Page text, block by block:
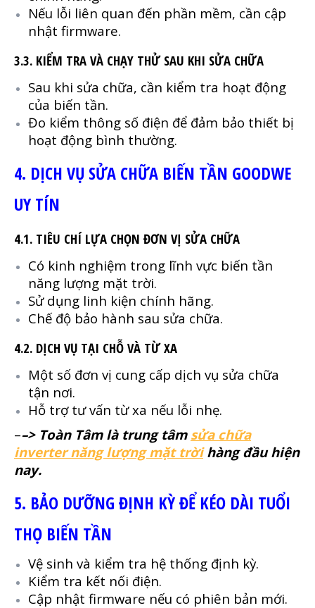
Nếu lỗi liên quan đến phần mềm, cần cập
nhật firmware.
3.3. KIỂM TRA VÀ CHẠY THỬ SAU KHI SỬA CHỮA
Sau khi sửa chữa, cần kiểm tra hoạt động
của biến tần.
Đo kiểm thông số điện để đảm bảo thiết bị
hoạt động bình thường.
4. DỊCH VỤ SỬA CHỮA BIẾN TẦN GOODWE
UY TÍN
4.1. TIÊU CHÍ LỰA CHỌN ĐƠN VỊ SỬA CHỮA
Có kinh nghiệm trong lĩnh vực biến tần
năng lượng mặt trời.
Sử dụng linh kiện chính hãng.
Chế độ bảo hành sau sửa chữa.
4.2. DỊCH VỤ TẠI CHỖ VÀ TỪ XA
Một số đơn vị cung cấp dịch vụ sửa chữa
tận nơi.
Hỗ trợ tư vấn từ xa nếu lỗi nhẹ.
––> Toàn Tâm là trung tâm sửa chữa
inverter năng lượng mặt trờihàng đầu hiện
nay.
5. BẢO DƯỠNG ĐỊNH KỲ ĐỂ KÉO DÀI TUỔI
THỌ BIẾN TẦN
Vệ sinh và kiểm tra hệ thống định kỳ.
Kiểm tra kết nối điện.
Cập nhật firmware nếu có phiên bản mới.